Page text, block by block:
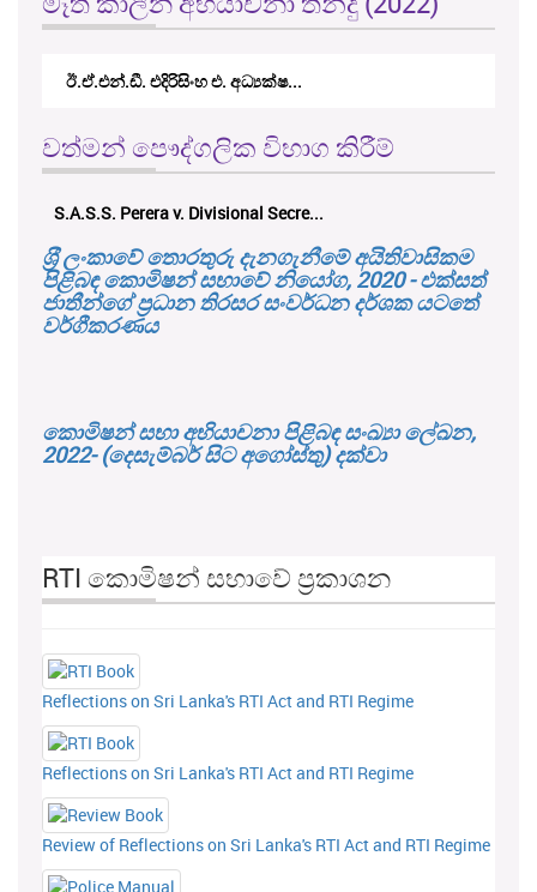
ඊ.ඒ.එන්.ඩී. එදිරිසිංහ එ. අධ්‍යක්ෂ...
වත්මන් පෞද්ගලික විභාග කිරීම්
S.A.S.S. Perera v. Divisional Secre...
ශ‍්‍රී ලංකාවේ තොරතුරු දැනගැනීමේ අයිතිවාසිකම
පිළිබඳ කොමිෂන් සභාවේ නියෝග, 2020 - එක්සත්
ජාතීන්ගේ ප්‍රධාන තිරසර සංවර්ධන දර්ශක යටතේ
වර්ගීකරණය
කොමිෂන් සභා අභියාචනා පිළිබඳ සංඛ්‍යා ලේඛන,
2022- (දෙසැම්බර් සිට අගෝස්තු) දක්වා
RTI කොමිෂන් සභාවේ ප්‍රකාශන
Reflections on Sri Lanka's RTI Act and RTI Regime
Reflections on Sri Lanka's RTI Act and RTI Regime
Review of Reflections on Sri Lanka's RTI Act and RTI Regime